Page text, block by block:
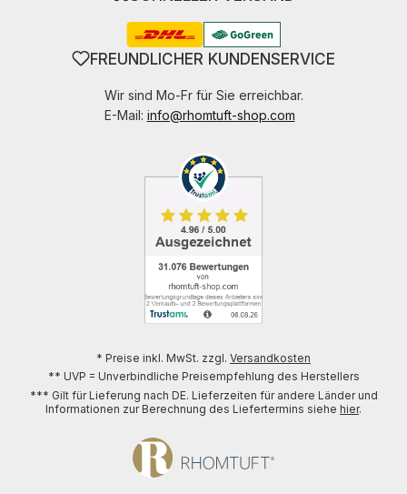
FREUNDLICHER KUNDENSERVICE
Wir sind Mo-Fr für Sie erreichbar.
E-Mail: info@rhomtuft-shop.com
* Preise inkl. MwSt. zzgl. Versandkosten
** UVP = Unverbindliche Preisempfehlung des Herstellers
*** Gilt für Lieferung nach DE. Lieferzeiten für andere Länder und
Informationen zur Berechnung des Liefertermins siehe hier.